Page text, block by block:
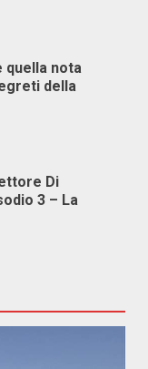
quella nota
della
Di
3 – La